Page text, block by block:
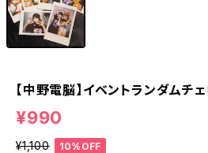
【中野電脳】イベントランダム
¥990
¥1,100 10%OFF